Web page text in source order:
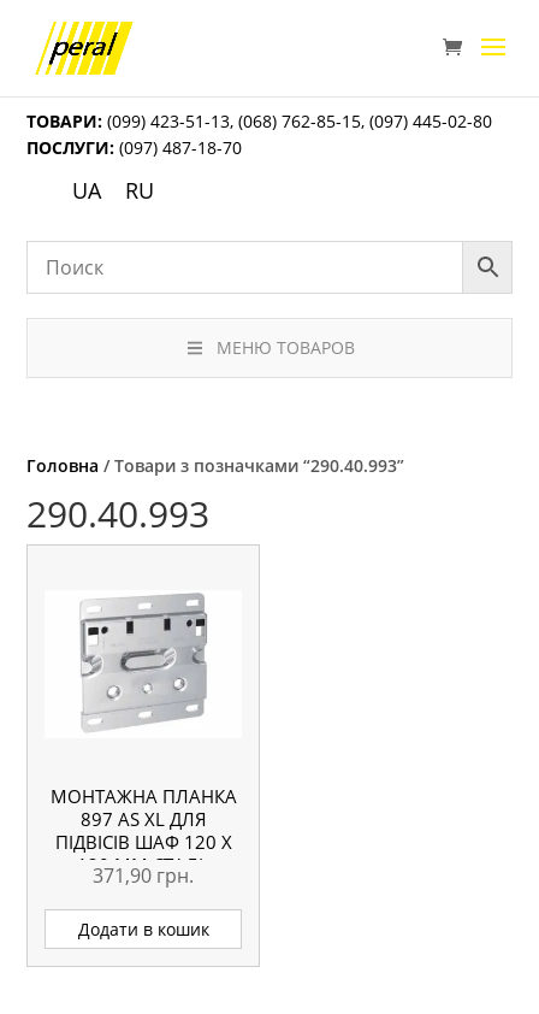
ТОВАРИ: (099) 423-51-13,(068) 762-85-15,(097) 445-02-80
ПОСЛУГИ: (097) 487-18-70
UA RU
МЕНЮ ТОВАРОВ
Головна / Товари з позначками “290.40.993”
290.40.993
МОНТАЖНА ПЛАНКА
897 AS XL ДЛЯ
ПІДВІСІВ ШАФ 120 Х
120 ММ СТАЛЬ
ОЦИНКОВАНА
371,90 грн.
Додати в кошик